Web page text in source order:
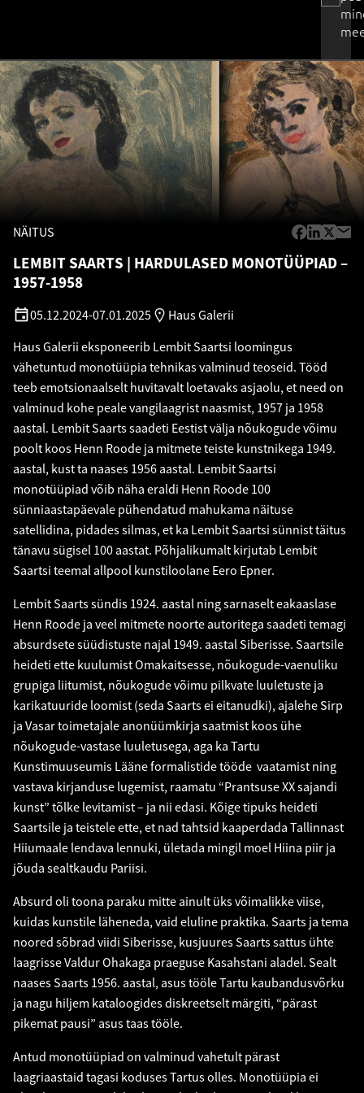
NÄITUS
LEMBIT SAARTS
HARDULASED MONOTÜÜPIAD –
1957-1958
05.12.2024-07.01.2025
Haus Galerii
Haus Galerii eksponeerib Lembit Saartsi loomingus
vähetuntud monotüüpia tehnikas valminud teoseid. Tööd
teeb emotsionaalselt huvitavalt loetavaks asjaolu, et need on
valminud kohe peale vangilaagrist naasmist, 1957 ja 1958
aastal. Lembit Saarts saadeti Eestist välja nõukogude võimu
poolt koos Henn Roode ja mitmete teiste kunstnikega 1949.
aastal, kust ta naases 1956 aastal. Lembit Saartsi
monotüüpiad võib näha eraldi Henn Roode 100
sünniaastapäevale pühendatud mahukama näituse
satellidina, pidades silmas, et ka Lembit Saartsi sünnist täitus
tänavu sügisel 100 aastat. Põhjalikumalt kirjutab Lembit
Saartsi teemal allpool kunstiloolane Eero Epner.
Lembit Saarts sündis 1924. aastal ning sarnaselt eakaaslase
Henn Roode ja veel mitmete noorte autoritega saadeti temagi
absurdsete süüdistuste najal 1949. aastal Siberisse. Saartsile
heideti ette kuulumist Omakaitsesse, nõukogude-vaenuliku
grupiga liitumist, nõukogude võimu pilkvate luuletuste ja
karikatuuride loomist (seda Saarts ei eitanudki), ajalehe Sirp
ja Vasar toimetajale anonüümkirja saatmist koos ühe
nõukogude-vastase luuletusega, aga ka Tartu
Kunstimuuseumis Lääne formalistide tööde vaatamist ning
vastava kirjanduse lugemist, raamatu “Prantsuse XX sajandi
kunst” tõlke levitamist – ja nii edasi. Kõige tipuks heideti
Saartsile ja teistele ette, et nad tahtsid kaaperdada Tallinnast
Hiiumaale lendava lennuki, ületada mingil moel Hiina piir ja
jõuda sealtkaudu Pariisi.
Absurd oli toona paraku mitte ainult üks võimalikke viise,
kuidas kunstile läheneda, vaid eluline praktika. Saarts ja tema
noored sõbrad viidi Siberisse, kusjuures Saarts sattus ühte
laagrisse Valdur Ohakaga praeguse Kasahstani aladel. Sealt
naases Saarts 1956. aastal, asus tööle Tartu kaubandusvõrku
ja nagu hiljem kataloogides diskreetselt märgiti, “pärast
pikemat pausi” asus taas tööle.
Antud monotüüpiad on valminud vahetult pärast
laagriaastaid tagasi koduses Tartus olles. Monotüüpia ei